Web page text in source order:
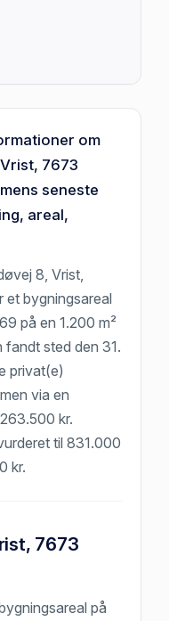
om
7673
seneste
areal,
8, Vrist,
et bygningsareal
på en 1.200 m²
fandt sted den 31.
privat(e)
via en
kr.
til 831.000
kr.
7673
på